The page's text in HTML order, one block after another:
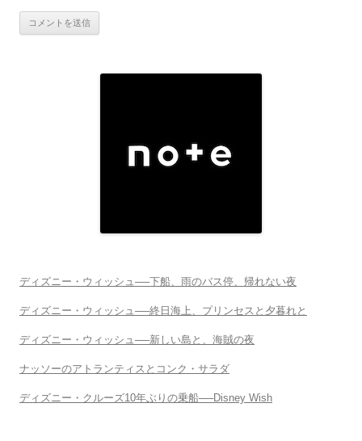
ディズニー・ウィッシュ──下船、雨のバス停、帰れない夜
ディズニー・ウィッシュ──終日海上、プリンセスと夕暮れと
ディズニー・ウィッシュ──新しい島と、海賊の夜
ナッソーのアトランティスとコンク・サラダ
ディズニー・クルーズ10年ぶりの乗船──Disney Wish